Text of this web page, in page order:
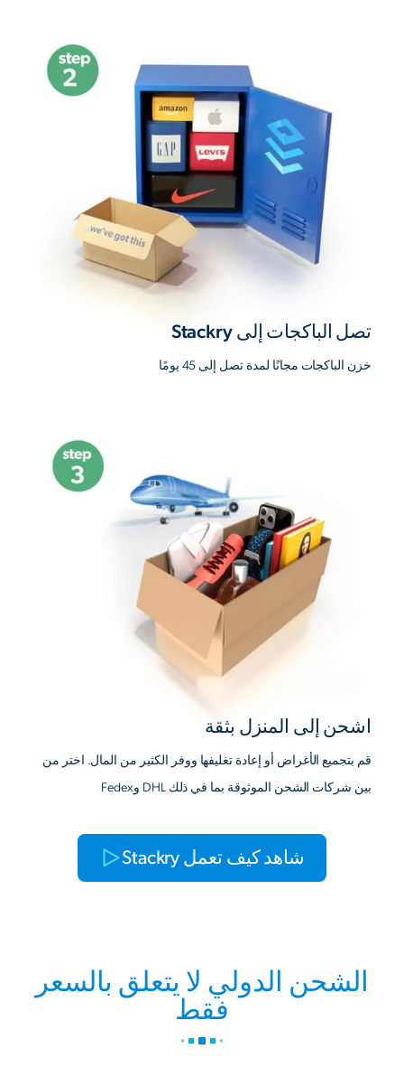
تصل الباكجات إلى Stackry
خزن الباكجات مجانًا لمدة تصل إلى 45 يومًا
اشحن إلى المنزل بثقة
قم بتجميع الأغراض أو إعادة تغليفها ووفر الكثير من المال. اختر من
بين شركات الشحن الموثوقة بما في ذلك DHL وFedex
شاهد كيف تعمل Stackry
الشحن الدولي لا يتعلق بالسعر
فقط